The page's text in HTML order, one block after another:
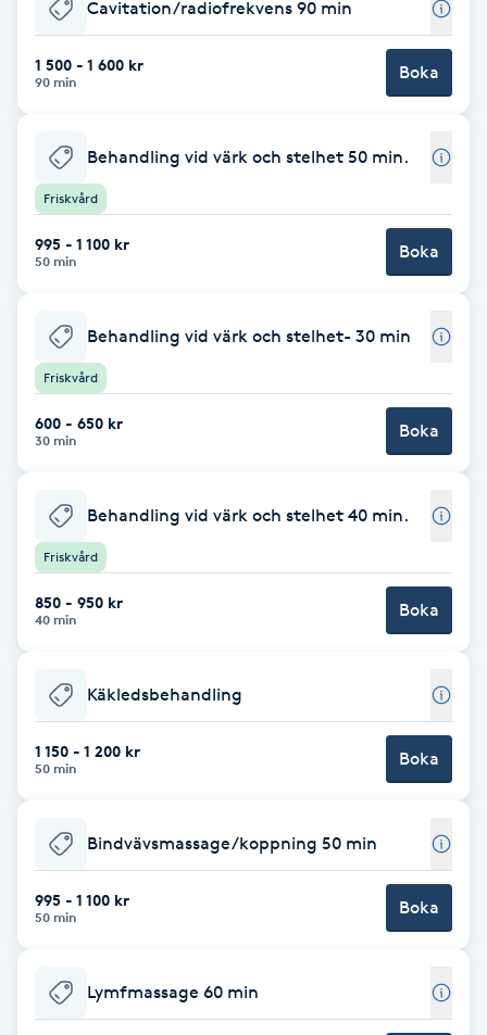
Babylights
Bambumassage
Barber
Barnklippning
BIAB
Bottenfärg
Brynformning
Brynplockning
Bröllopsuppsättning
Celluliter
Coachning
Color correction
Cryoterapi
Cavitation/radiofrekvens 90 min
1 500 - 1 600 kr
90 min Boka
Behandling vid värk och stelhet 50 min.
Friskvård
995 - 1 100 kr
50 min Boka
Behandling vid värk och stelhet- 30 min
Friskvård
600 - 650 kr
30 min Boka
Behandling vid värk och stelhet 40 min.
Friskvård
850 - 950 kr
40 min Boka
Käkledsbehandling
1 150 - 1 200 kr
50 min Boka
Bindvävsmassage/koppning 50 min
995 - 1 100 kr
50 min Boka
Lymfmassage 60 min